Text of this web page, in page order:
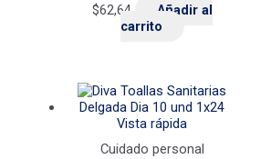
$62,64
Añadir al
carrito
Vista rápida
Cuidado personal